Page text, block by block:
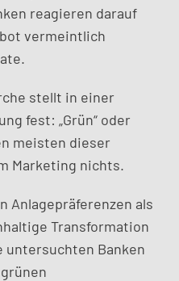
reagieren darauf
vermeintlich
stellt in einer
fest: „Grün“ oder
meisten dieser
Marketing nichts.
Anlagepräferenzen als
Transformation
untersuchten Banken